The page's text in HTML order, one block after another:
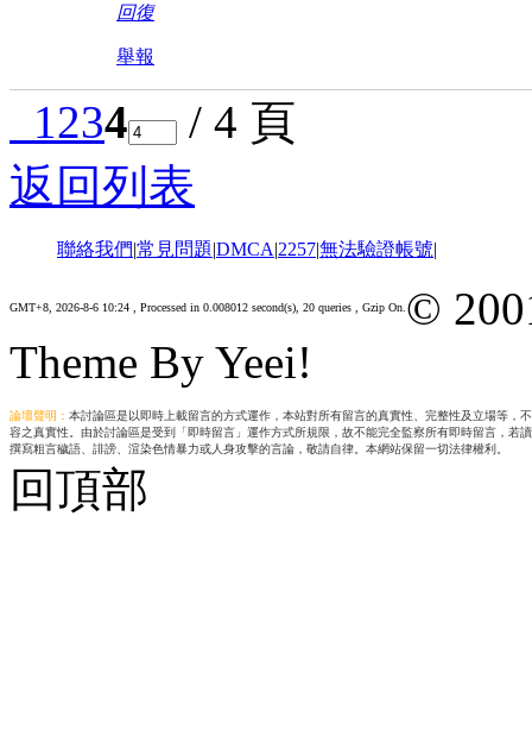
回復
舉報
1234
/ 4 頁
返回列表
聯絡我們|常見問題|DMCA|2257|無法驗證帳號|
GMT+8, 2026-8-6 10:24 , Processed in 0.008012 second(s), 20 queries , Gzip On. ©
Theme By Yeei!
論壇聲明： 本討論區是以即時上載留言的方式運作，本站對所有留言的真實性、完整性及立場等
容之真實性。由於討論區是受到「即時留言」運作方式所規限，故不能完全監察所有即時留言，
撰寫粗言穢語、誹謗、渲染色情暴力或人身攻擊的言論，敬請自律。本網站保留一切法律權利。
回頂部